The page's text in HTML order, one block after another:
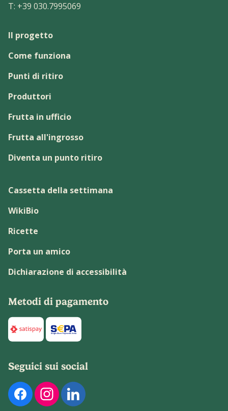
T: +39 030.7995069
Il progetto
Come funziona
Punti di ritiro
Produttori
Frutta in ufficio
Frutta all'ingrosso
Diventa un punto ritiro
Cassetta della settimana
WikiBio
Ricette
Porta un amico
Dichiarazione di accessibilità
Metodi di pagamento
Di seguito sono elencati i metodi di pagamento
Seguici sui social
Di seguito sono elencati i nostri profili social ufficiali.